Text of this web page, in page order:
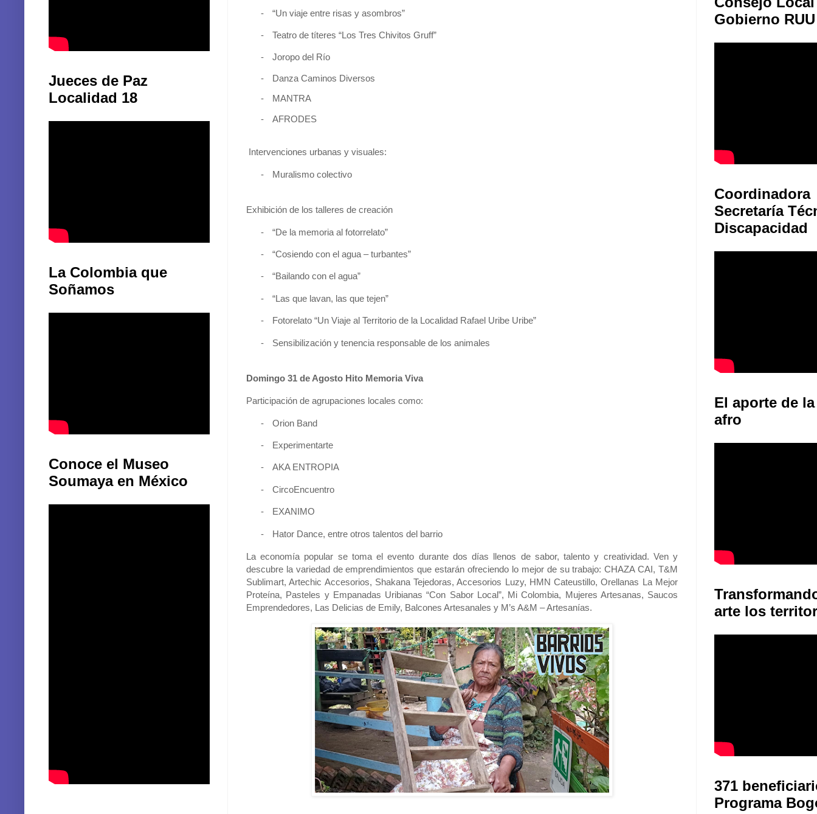
“Un viaje entre risas y asombros”
Joropo del Río
Intervenciones urbanas y visuales:
“Cosiendo con el agua – turbantes”
“Bailando con el agua”
“Las que lavan, las que tejen”
Fotorelato “Un Viaje al Territorio de la Localidad Rafael Uribe Uribe”
Sensibilización y tenencia responsable de los animales
Domingo de Agosto Hito Memoria Viva
Participación de agrupaciones locales como:
Experimentarte
Hator Dance, entre otros talentos del barrio
La economía popular se toma el evento durante dos días llenos de sabor, talento y creatividad. Ven y
descubre la variedad de emprendimientos que estarán ofreciendo lo mejor de su trabajo: CHAZA CAI, T&M
Sublimart, Artechic Accesorios, Shakana Tejedoras, Accesorios Luzy, HMN Cateustillo, Orellanas La Mejor
Proteína, Pasteles y Empanadas Uribianas “Con Sabor Local”, Mi Colombia, Mujeres Artesanas, Saucos
Emprendedores, Las Delicias de Emily, Balcones Artesanales y M’s A&M – Artesanías.
Jueces de Paz
Localidad 18
La Colombia que
Soñamos
Conoce el Museo
Soumaya en México
Consejo
Gobierno RUU
Coordinadora
Secretaría
Discapacidad
El aporte de
afro
arte los
371